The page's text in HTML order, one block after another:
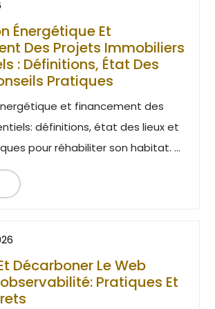
Énergétique Et
Des Projets Immobiliers
: Définitions, État Des
Pratiques
et financement des
définitions, état des lieux et
pour réhabiliter son habitat. ...
Décarboner Le Web
Pratiques Et